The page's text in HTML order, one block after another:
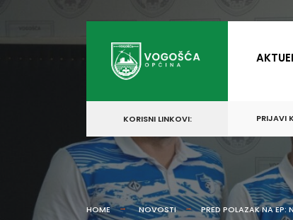
content
KORISNI LINKOVI: PRIJAVI
HOME NOVOSTI PRED POLAZAK NA EP: